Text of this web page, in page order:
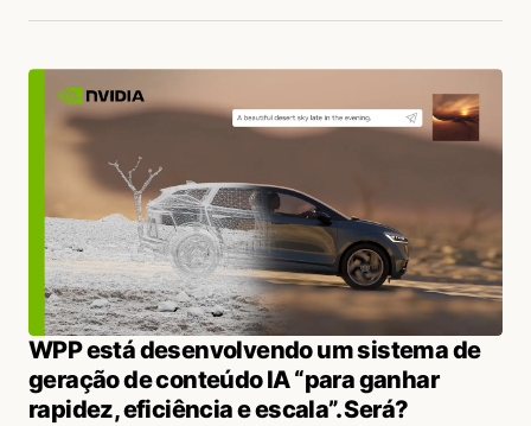
WPP está desenvolvendo um sistema de
geração de conteúdo IA “para ganhar
rapidez, eficiência e escala”. Será?